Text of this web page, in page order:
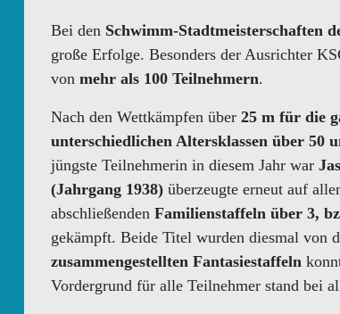
Bei den Schwimm-Stadtmeisterschaften
große Erfolge. Besonders der Ausrichter
von mehr als 100 Teilnehmern.
Nach den Wettkämpfen über 25 m für die
unterschiedlichen Altersklassen über 50
jüngste Teilnehmerin in diesem Jahr war
(Jahrgang 1938) überzeugte erneut auf
abschließenden Familienstaffeln über 3,
gekämpft. Beide Titel wurden diesmal von
zusammengestellten Fantasiestaffeln
Vordergrund für alle Teilnehmer stand bei